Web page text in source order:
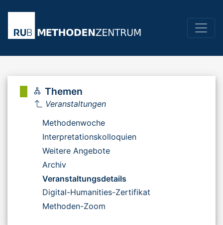
Themen
Veranstaltungen
Methodenwoche
Interpretationskolloquien
Weitere Angebote
Archiv
Veranstaltungsdetails
Digital-Humanities-Zertifikat
Methoden-Zoom